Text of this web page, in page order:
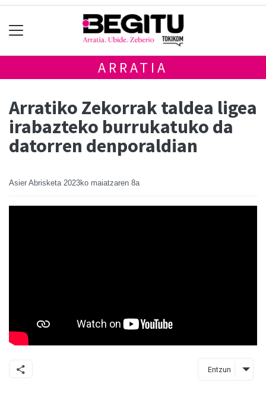
ARRATIA
Arratiko Zekorrak taldea ligea
irabazteko burrukatuko da
datorren denporaldian
Asier Abrisketa 2023ko maiatzaren 8a
Entzun